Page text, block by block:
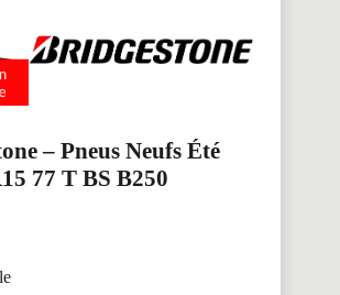
– Pneus Neufs Été
77 T BS B250